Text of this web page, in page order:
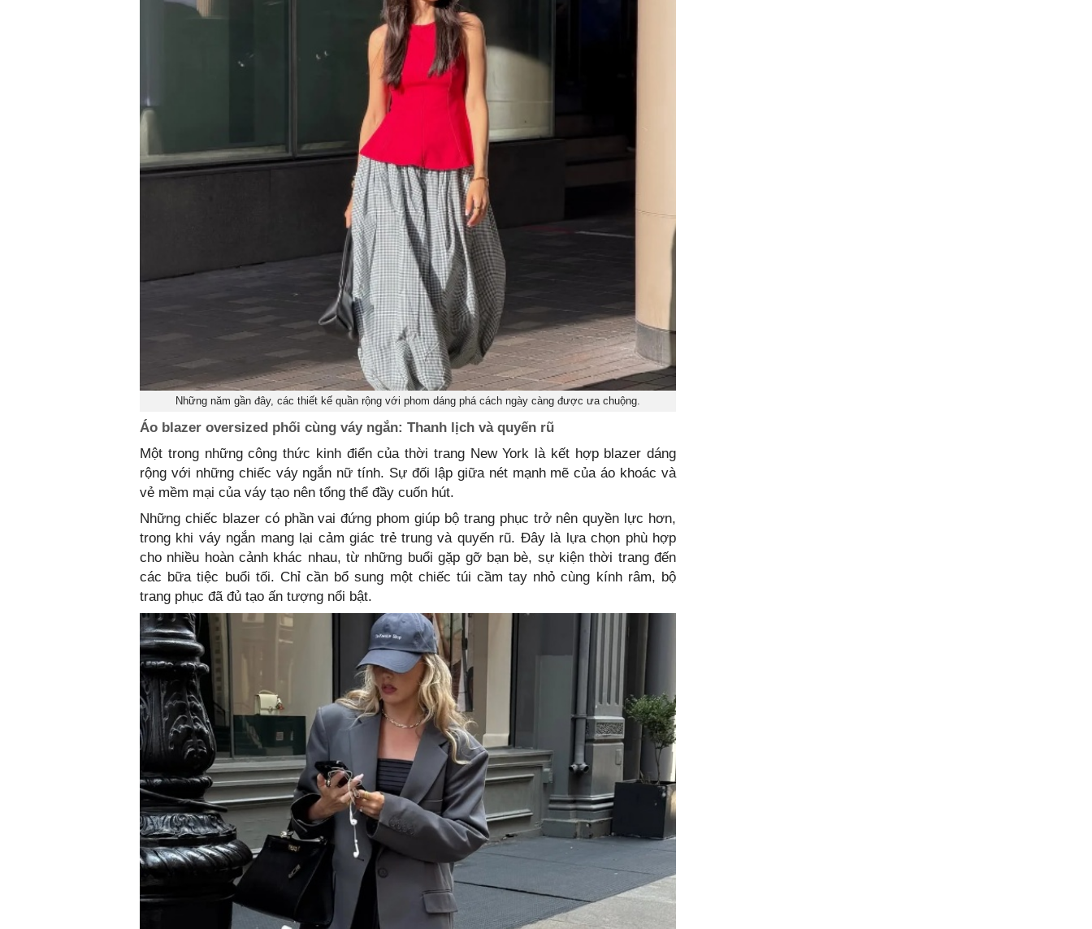
Những năm gần đây, các thiết kế quần rộng với phom dáng phá cách ngày càng được ưa chuộng.
Áo blazer oversized phối cùng váy ngắn: Thanh lịch và quyến rũ
Một trong những công thức kinh điển của thời trang New York là kết hợp blazer dáng
rộng với những chiếc váy ngắn nữ tính. Sự đối lập giữa nét mạnh mẽ của áo khoác và
vẻ mềm mại của váy tạo nên tổng thể đầy cuốn hút.
Những chiếc blazer có phần vai đứng phom giúp bộ trang phục trở nên quyền lực hơn,
trong khi váy ngắn mang lại cảm giác trẻ trung và quyến rũ. Đây là lựa chọn phù hợp
cho nhiều hoàn cảnh khác nhau, từ những buổi gặp gỡ bạn bè, sự kiện thời trang đến
các bữa tiệc buổi tối. Chỉ cần bổ sung một chiếc túi cầm tay nhỏ cùng kính râm, bộ
trang phục đã đủ tạo ấn tượng nổi bật.